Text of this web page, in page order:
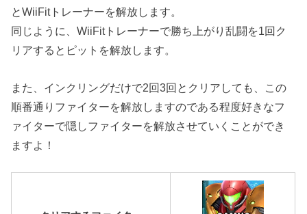
とWiiFitトレーナーを解放します。
同じように、WiiFitトレーナーで勝ち上がり乱闘を1回ク
リアするとピットを解放します。
また、インクリングだけで2回3回とクリアしても、この
順番通りファイターを解放しますのである程度好きなフ
ァイターで隠しファイターを解放させていくことができ
ますよ！